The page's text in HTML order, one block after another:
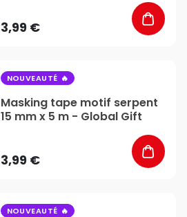
3,99 €
NOUVEAUTÉ
Masking tape motif serpent
15 mm x 5 m - Global Gift
3,99 €
NOUVEAUTÉ